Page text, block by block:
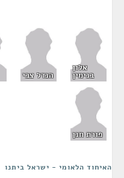
אלון
בנימין הנדל צבי
פורת חנן
האיחוד הלאומי - ישראל ביתנו